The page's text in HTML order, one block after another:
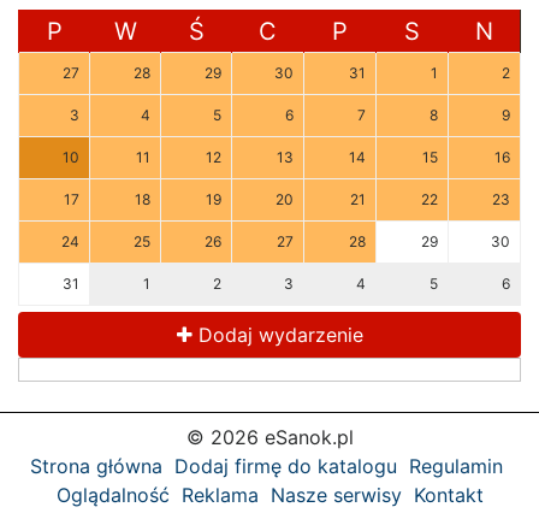
P W Ś C P S N
27 28 29 30 31 1 2
3 4 5 6 7 8 9
10 11 12 13 14 15 16
17 18 19 20 21 22 23
24 25 26 27 28 29 30
31 1 2 3 4 5 6
Dodaj wydarzenie
© 2026 eSanok.pl
Strona główna Dodaj firmę do katalogu Regulamin
Oglądalność Reklama Nasze serwisy Kontakt